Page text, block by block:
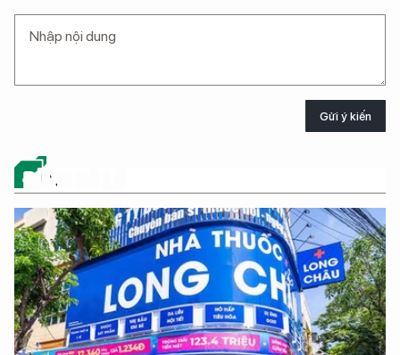
Gửi ý kiến
ĐỪNG BỎ LỠ